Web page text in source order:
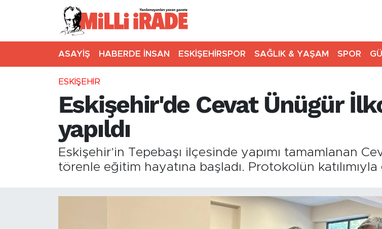
ASAYİŞ HABERDE İNSAN ESKİŞEHİRSPOR SAĞLIK & YAŞAM SPOR
ESKİŞEHİR
Eskişehir'de Cevat Ünügür
yapıldı
Eskişehir’in Tepebaşı ilçesinde yapımı tamamlanan
törenle eğitim hayatına başladı. Protokolün